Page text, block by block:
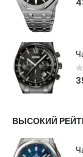
0
ВЫСОКИЙ